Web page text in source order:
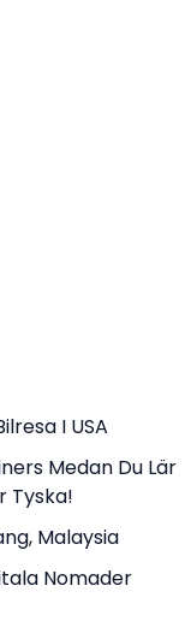
I USA
Medan Du Lär
Tyska!
Malaysia
Nomader